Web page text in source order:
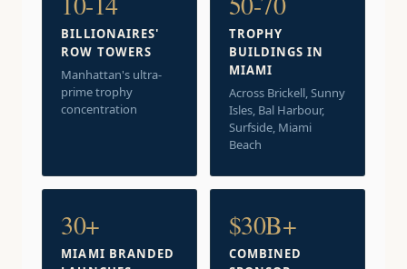
BILLIONAIRES'
ROW TOWERS
Manhattan's ultra-
prime trophy
concentration
TROPHY
BUILDINGS IN
MIAMI
Across Brickell, Sunny
Isles, Bal Harbour,
Surfside, Miami
Beach
30+
MIAMI BRANDED
$30B+
COMBINED